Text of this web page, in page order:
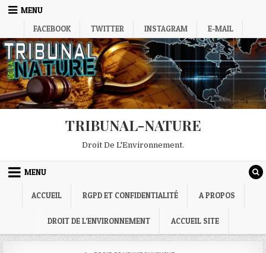
Skip
MENU
FACEBOOK
TWITTER INSTAGRAM E-MAIL
TRIBUNAL-NATURE
Droit De L'Environnement.
MENU
ACCUEIL RGPD ET CONFIDENTIALITÉ A PROPOS
DROIT DE L’ENVIRONNEMENT ACCUEIL SITE